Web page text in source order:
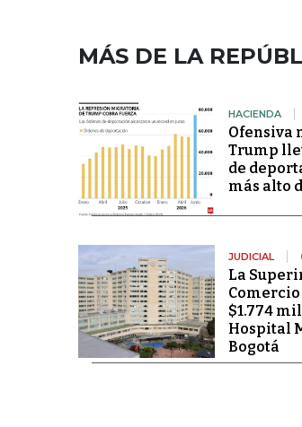
MÁS DE LA
HACIENDA
Ofensiva
Trump
de
más alto
JUDICIAL
La
$1.774
Hospital
Bogotá